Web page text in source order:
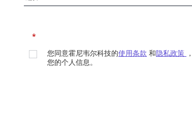
*
您同意霍尼韦尔科技的使用条款 和隐私政策
您的个人信息。